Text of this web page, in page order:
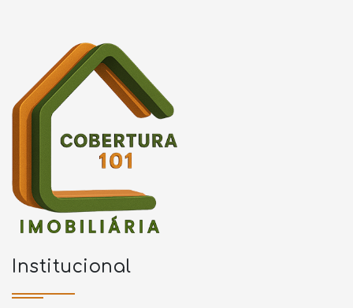
Institucional